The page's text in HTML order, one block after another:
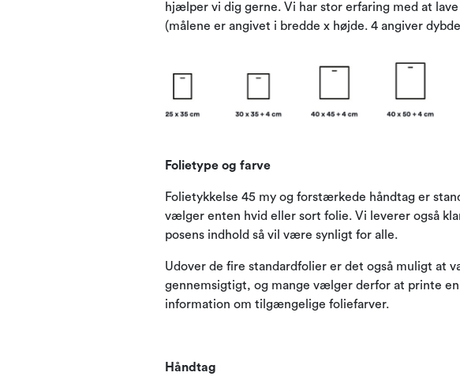
hjælper vi dig gerne. Vi har stor erfaring med at
(målene er angivet i bredde x højde. 4 angiver
Folietype og farve
Folietykkelse 45 my og forstærkede håndtag er
vælger enten hvid eller sort folie. Vi leverer også
posens indhold så vil være synligt for alle.
Udover de fire standardfolier er det også muligt at
gennemsigtigt, og mange vælger derfor at printe
information om tilgængelige foliefarver.
Håndtag